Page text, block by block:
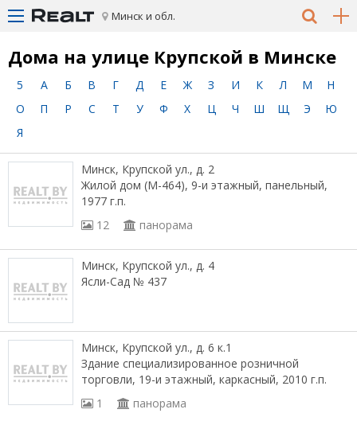
Минск и обл.
Дома на улице Крупской в Минске
5 А Б В Г Д Е Ж З И К Л М
Н
О
П Р С Т У Ф Х Ц Ч Ш Щ Э
Ю
Я
Минск, Крупской ул., д. 2
Жилой дом (М-464), 9-и этажный, панельный,
1977 г.п.
12
панорама
Минск, Крупской ул., д. 4
Ясли-Сад № 437
Минск, Крупской ул., д. 6 к.1
Здание специализированное розничной
торговли, 19-и этажный, каркасный, 2010 г.п.
1
панорама